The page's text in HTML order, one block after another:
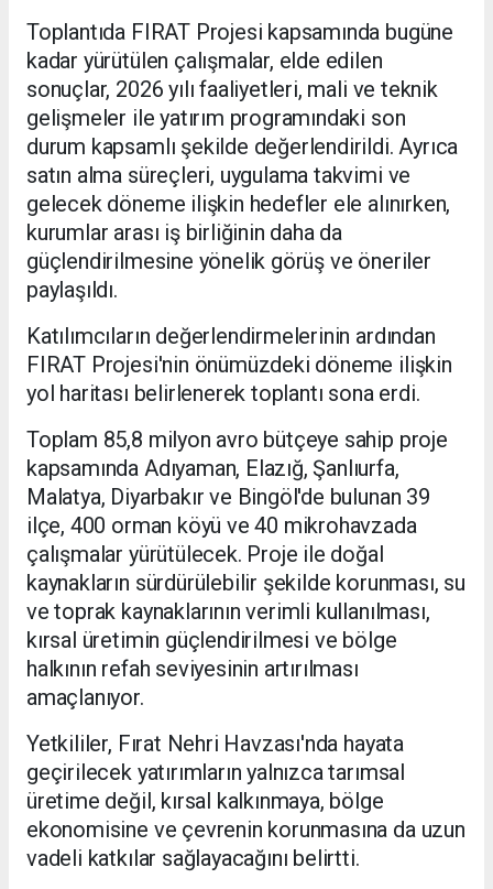
Toplantıda FIRAT Projesi kapsamında bugüne
kadar yürütülen çalışmalar, elde edilen
sonuçlar, 2026 yılı faaliyetleri, mali ve teknik
gelişmeler ile yatırım programındaki son
durum kapsamlı şekilde değerlendirildi. Ayrıca
satın alma süreçleri, uygulama takvimi ve
gelecek döneme ilişkin hedefler ele alınırken,
kurumlar arası iş birliğinin daha da
güçlendirilmesine yönelik görüş ve öneriler
paylaşıldı.
Katılımcıların değerlendirmelerinin ardından
FIRAT Projesi'nin önümüzdeki döneme ilişkin
yol haritası belirlenerek toplantı sona erdi.
Toplam 85,8 milyon avro bütçeye sahip proje
kapsamında Adıyaman, Elazığ, Şanlıurfa,
Malatya, Diyarbakır ve Bingöl'de bulunan 39
ilçe, 400 orman köyü ve 40 mikrohavzada
çalışmalar yürütülecek. Proje ile doğal
kaynakların sürdürülebilir şekilde korunması, su
ve toprak kaynaklarının verimli kullanılması,
kırsal üretimin güçlendirilmesi ve bölge
halkının refah seviyesinin artırılması
amaçlanıyor.
Yetkililer, Fırat Nehri Havzası'nda hayata
geçirilecek yatırımların yalnızca tarımsal
üretime değil, kırsal kalkınmaya, bölge
ekonomisine ve çevrenin korunmasına da uzun
vadeli katkılar sağlayacağını belirtti.